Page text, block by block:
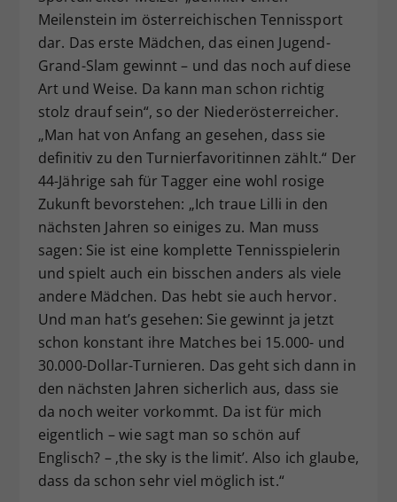
Meilenstein im österreichischen Tennissport
dar. Das erste Mädchen, das einen Jugend-
Grand-Slam gewinnt – und das noch auf diese
Art und Weise. Da kann man schon richtig
stolz drauf sein“, so der Niederösterreicher.
„Man hat von Anfang an gesehen, dass sie
definitiv zu den Turnierfavoritinnen zählt.“ Der
44-Jährige sah für Tagger eine wohl rosige
Zukunft bevorstehen: „Ich traue Lilli in den
nächsten Jahren so einiges zu. Man muss
sagen: Sie ist eine komplette Tennisspielerin
und spielt auch ein bisschen anders als viele
andere Mädchen. Das hebt sie auch hervor.
Und man hat’s gesehen: Sie gewinnt ja jetzt
schon konstant ihre Matches bei 15.000- und
30.000-Dollar-Turnieren. Das geht sich dann in
den nächsten Jahren sicherlich aus, dass sie
da noch weiter vorkommt. Da ist für mich
eigentlich – wie sagt man so schön auf
Englisch? – ‚the sky is the limit’. Also ich glaube,
dass da schon sehr viel möglich ist.“